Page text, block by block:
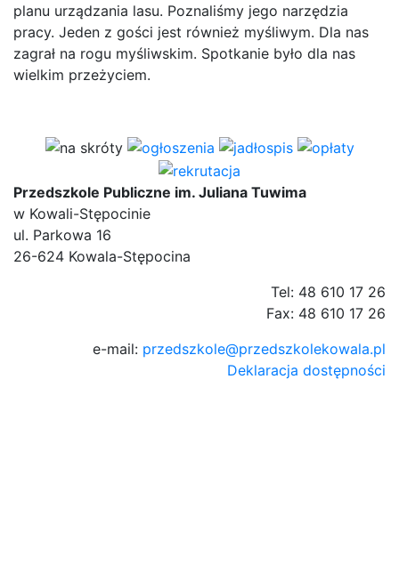
planu urządzania lasu. Poznaliśmy jego narzędzia
pracy. Jeden z gości jest również myśliwym. Dla nas
zagrał na rogu myśliwskim. Spotkanie było dla nas
wielkim przeżyciem.
Przedszkole Publiczne im. Juliana Tuwima
w Kowali-Stępocinie
ul. Parkowa 16
26-624 Kowala-Stępocina
Tel: 48 610 17 26
Fax: 48 610 17 26
e-mail: przedszkole@przedszkolekowala.pl
Deklaracja dostępności